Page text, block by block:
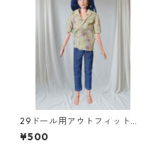
29ドール用アウトフィット
半袖シャツ アロハシャツ
風 花柄 ユニセックス
¥500